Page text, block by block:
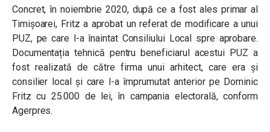
Concret, în noiembrie 2020, după ce a fost ales primar al
Timișoarei, Fritz a aprobat un referat de modificare a unui
PUZ, pe care l-a înaintat Consiliului Local spre aprobare.
Documentația tehnică pentru beneficiarul acestui PUZ a
fost realizată de către firma unui arhitect, care era și
consilier local și care l-a împrumutat anterior pe Dominic
Fritz cu 25.000 de lei, în campania electorală, conform
Agerpres.